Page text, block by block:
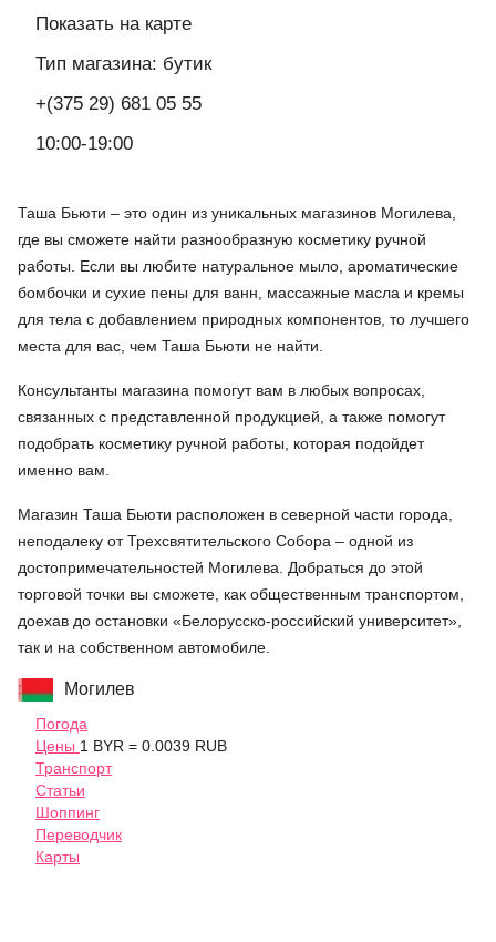
Показать на карте
Тип магазина: бутик
+(375 29) 681 05 55
10:00-19:00
Таша Бьюти – это один из уникальных магазинов Могилева,
где вы сможете найти разнообразную косметику ручной
работы. Если вы любите натуральное мыло, ароматические
бомбочки и сухие пены для ванн, массажные масла и кремы
для тела с добавлением природных компонентов, то лучшего
места для вас, чем Таша Бьюти не найти.
Консультанты магазина помогут вам в любых вопросах,
связанных с представленной продукцией, а также помогут
подобрать косметику ручной работы, которая подойдет
именно вам.
Магазин Таша Бьюти расположен в северной части города,
неподалеку от Трехсвятительского Собора – одной из
достопримечательностей Могилева. Добраться до этой
торговой точки вы сможете, как общественным транспортом,
доехав до остановки «Белорусско-российский университет»,
так и на собственном автомобиле.
Могилев
Погода
Цены 1 BYR = 0.0039 RUB
Транспорт
Статьи
Шоппинг
Переводчик
Карты